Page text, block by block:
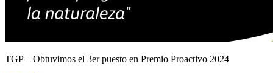
TGP – Obtuvimos el 3er puesto en Premio Proactivo 2024